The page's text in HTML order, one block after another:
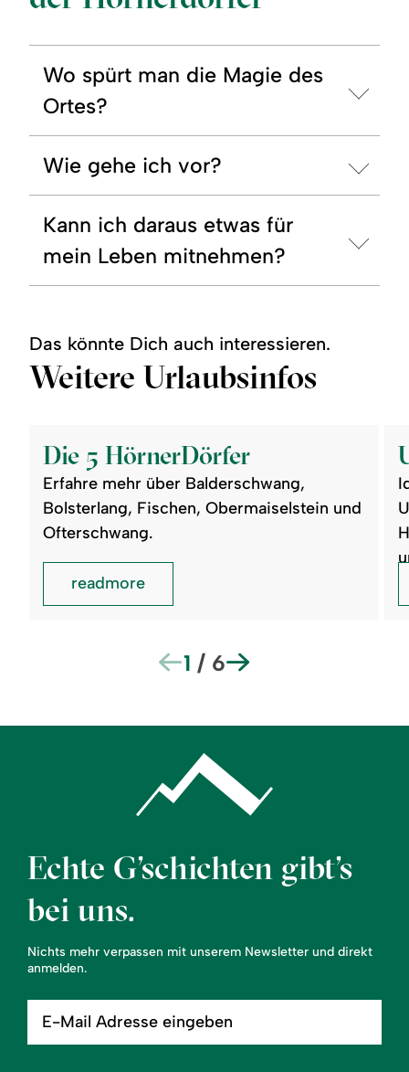
Wo spürt man die Magie des
Ortes?
Wie gehe ich vor?
Kann ich daraus etwas für
mein Leben mitnehmen?
Das könnte Dich auch interessieren.
Weitere Urlaubsinfos
Die 5 HörnerDörfer
Erfahre mehr über Balderschwang,
Bolsterlang, Fischen, Obermaiselstein und
Ofterschwang.
Die
HörnerDörfer
readmore
1 / 6
Echte G’schichten gibt’s
bei uns.
Nichts mehr verpassen mit unserem Newsletter und direkt
anmelden.
Mail
eingeben